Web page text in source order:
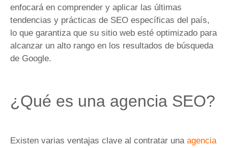
enfocará en comprender y aplicar las últimas
tendencias y prácticas de SEO específicas del país,
lo que garantiza que su sitio web esté optimizado para
alcanzar un alto rango en los resultados de búsqueda
de Google.
¿Qué es una agencia SEO?
Existen varias ventajas clave al contratar una agencia